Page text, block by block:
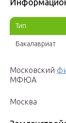
Тип
Бакалавриат
Московский
МФЮА
Москва